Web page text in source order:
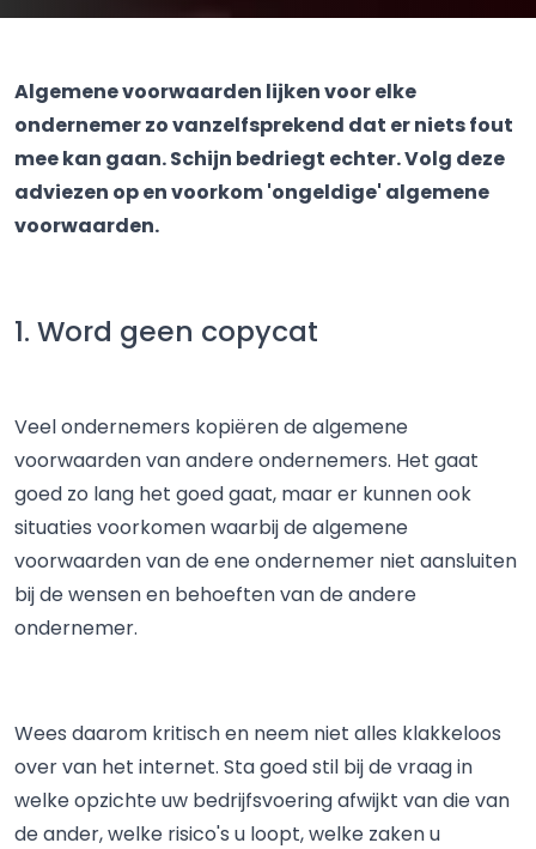
Algemene voorwaarden lijken voor elke
ondernemer zo vanzelfsprekend dat er niets fout
mee kan gaan. Schijn bedriegt echter. Volg deze
adviezen op en voorkom 'ongeldige' algemene
voorwaarden.
1. Word geen copycat
Veel ondernemers kopiëren de algemene
voorwaarden van andere ondernemers. Het gaat
goed zo lang het goed gaat, maar er kunnen ook
situaties voorkomen waarbij de algemene
voorwaarden van de ene ondernemer niet aansluiten
bij de wensen en behoeften van de andere
ondernemer.
Wees daarom kritisch en neem niet alles klakkeloos
over van het internet. Sta goed stil bij de vraag in
welke opzichte uw bedrijfsvoering afwijkt van die van
de ander, welke risico's u loopt, welke zaken u